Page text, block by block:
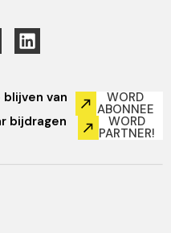
van WORD
ABONNEE
bijdragen WORD
PARTNER!